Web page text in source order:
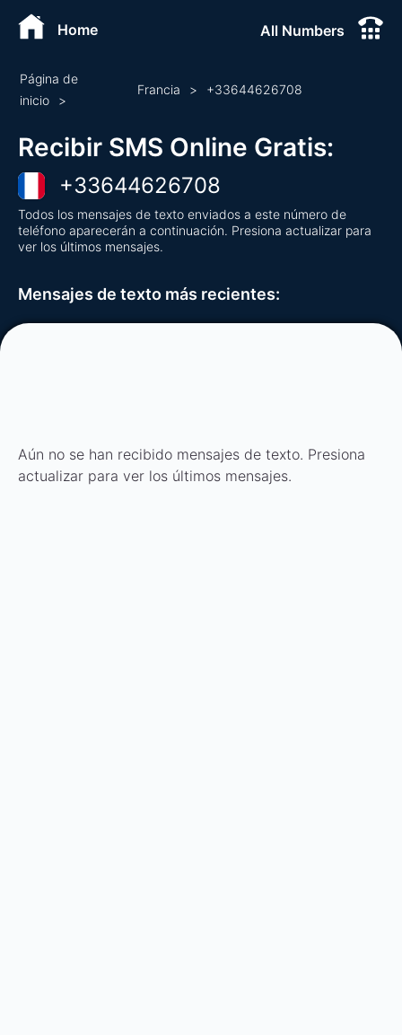
Home All Numbers
Página de
inicio
>
Francia > +33644626708
Recibir SMS Online Gratis:
+33644626708
Todos los mensajes de texto enviados a este número de
teléfono aparecerán a continuación. Presiona actualizar para
ver los últimos mensajes.
Mensajes de texto más recientes:
Aún no se han recibido mensajes de texto. Presiona
actualizar para ver los últimos mensajes.